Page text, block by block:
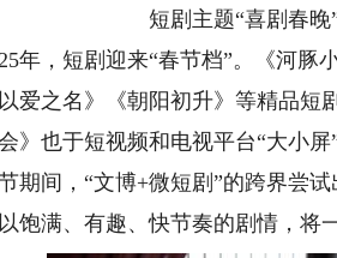
短剧主题“喜剧春晚”
，短剧迎来“春节档”。《河豚
爱之名》《朝阳初升》等精品短
》也于短视频和电视平台“大小屏
间，“文博+微短剧”的跨界尝试
饱满、有趣、快节奏的剧情，将